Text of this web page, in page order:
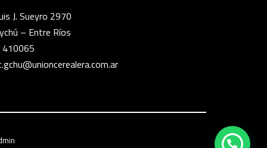
J. Sueyro 2970
– Entre Ríos